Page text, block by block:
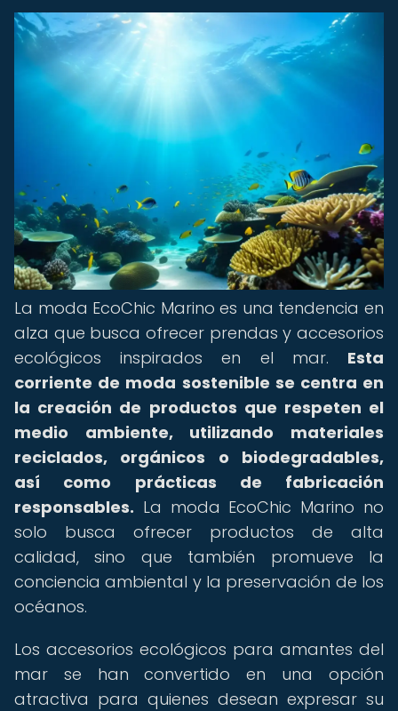
La moda EcoChic Marino es una tendencia en
alza que busca ofrecer prendas y accesorios
ecológicos inspirados en el mar. Esta
corriente de moda sostenible se centra en
la creación de productos que respeten el
medio ambiente, utilizando materiales
reciclados, orgánicos o biodegradables,
así como prácticas de fabricación
responsables. La moda EcoChic Marino no
solo busca ofrecer productos de alta
calidad, sino que también promueve la
conciencia ambiental y la preservación de los
océanos.
Los accesorios ecológicos para amantes del
mar se han convertido en una opción
atractiva para quienes desean expresar su